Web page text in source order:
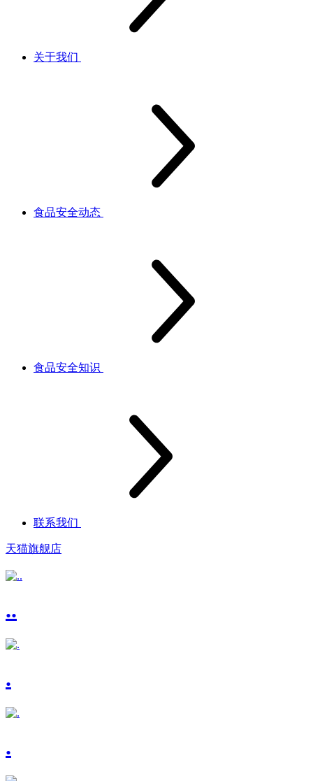
关于我们
食品安全动态
食品安全知识
联系我们
天猫旗舰店
..
.
.